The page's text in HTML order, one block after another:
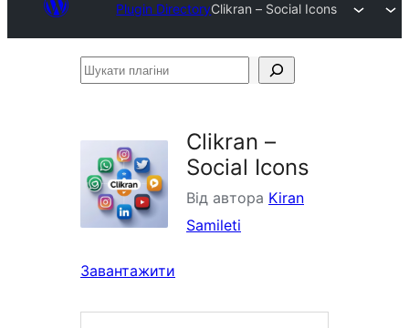
Plugin DirectoryClikran – Social Icons
Шукати
Clikran –
Social Icons
Від автора Kiran
Samileti
Завантажити